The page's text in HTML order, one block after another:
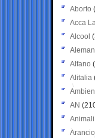
Aborto
Acca
Alcool
Alfano
Alitalia
AN
Animali